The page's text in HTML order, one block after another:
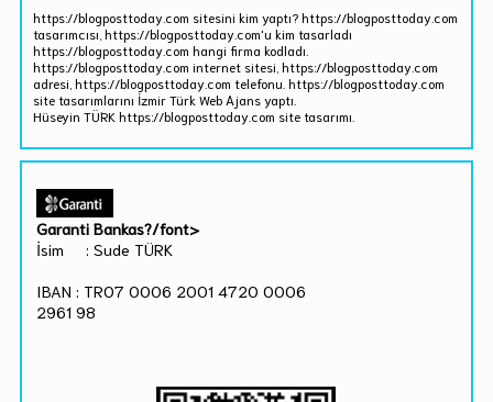
https://blogposttoday.com sitesini kim yaptı? https://blogposttoday.com
tasarımcısı, https://blogposttoday.com'u kim tasarladı
https://blogposttoday.com hangi firma kodladı.
https://blogposttoday.com internet sitesi, https://blogposttoday.com
adresi, https://blogposttoday.com telefonu. https://blogposttoday.com
site tasarımlarını İzmir Türk Web Ajans yaptı.
Hüseyin TÜRK https://blogposttoday.com site tasarımı.
Garanti Bankas?/font>
İsim : Sude TÜRK
IBAN : TR07 0006 2001 4720 0006
2961 98